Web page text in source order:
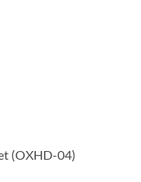
(OXHD-04)